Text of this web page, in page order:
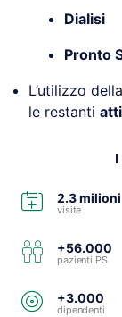
Dialisi
Pronto
L’utilizzo
le restanti
2.3 milioni
visite
+56.000
pazienti PS
+3.000
dipendenti